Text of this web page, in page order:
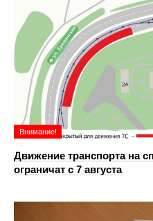
Внимание!
Движение транспорта на
ограничат с 7 августа